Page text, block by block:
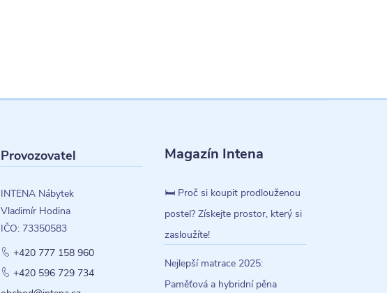
Provozovatel
INTENA Nábytek
Vladimír Hodina
IČO: 73350583
+420 777 158 960
+420 596 729 734
Magazín Intena
🛏️ Proč si koupit prodlouženou
postel? Získejte prostor, který si
zasloužíte!
Nejlepší matrace 2025:
Paměťová a hybridní pěna